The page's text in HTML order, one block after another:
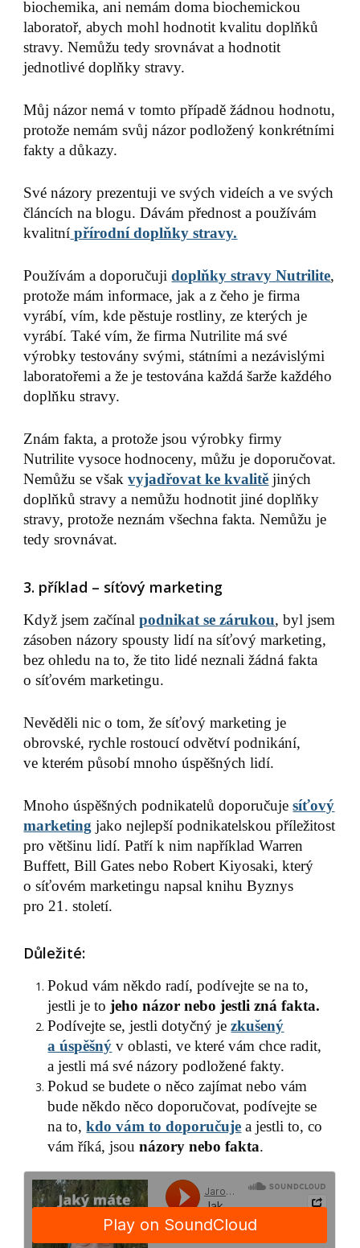
biochemika, ani nemám doma biochemickou
laboratoř, abych mohl hodnotit kvalitu doplňků
stravy. Nemůžu tedy srovnávat a hodnotit
jednotlivé doplňky stravy.
Můj názor nemá v tomto případě žádnou hodnotu,
protože nemám svůj názor podložený konkrétními
fakty a důkazy.
Své názory prezentuji ve svých videích a ve svých
článcích na blogu. Dávám přednost a používám
kvalitní přírodní doplňky stravy.
Používám a doporučujidoplňky stravy Nutrilite,
protože mám informace, jak a z čeho je firma
vyrábí, vím, kde pěstuje rostliny, ze kterých je
vyrábí. Také vím, že firma Nutrilite má své
výrobky testovány svými, státními a nezávislými
laboratořemi a že je testována každá šarže každého
doplňku stravy.
Znám fakta, a protože jsou výrobky firmy
Nutrilite vysoce hodnoceny, můžu je doporučovat.
Nemůžu se však vyjadřovat ke kvalitě jiných
doplňků stravy a nemůžu hodnotit jiné doplňky
stravy, protože neznám všechna fakta. Nemůžu je
tedy srovnávat.
3. příklad – síťový marketing
Když jsem začínalpodnikat se zárukou, byl jsem
zásoben názory spousty lidí na síťový marketing,
bez ohledu na to, že tito lidé neznali žádná fakta
o síťovém marketingu.
Nevěděli nic o tom, že síťový marketing je
obrovské, rychle rostoucí odvětví podnikání,
ve kterém působí mnoho úspěšných lidí.
Mnoho úspěšných podnikatelů doporučujesíťový
marketing jako nejlepší podnikatelskou příležitost
pro většinu lidí. Patří k nim například Warren
Buffett, Bill Gates nebo Robert Kiyosaki, který
o síťovém marketingu napsal knihu Byznys
pro 21. století.
Důležité:
Pokud vám někdo radí, podívejte se na to,
jestli je tojeho názor nebo jestli zná fakta.
Podívejte se, jestli dotyčný jezkušený
a úspěšný v oblasti, ve které vám chce radit,
a jestli má své názory podložené fakty.
Pokud se budete o něco zajímat nebo vám
bude někdo něco doporučovat, podívejte se
na to,kdo vám to doporučuje a jestli to, co
vám říká, jsounázory nebo fakta.